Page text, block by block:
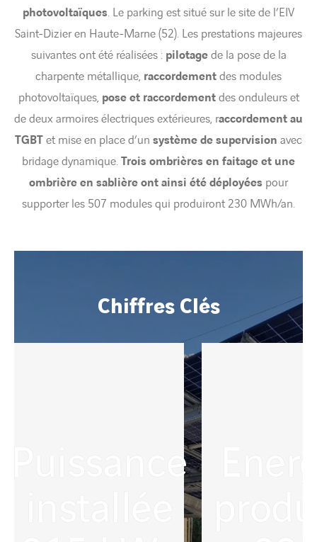
photovoltaïques. Le parking est situé sur le site de l’EIV
Saint-Dizier en Haute-Marne (52). Les prestations majeures
suivantes ont été réalisées : pilotagede la pose de la
charpente métallique, raccordementdes modules
photovoltaïques, pose et raccordementdes onduleurs et
de deux armoires électriques extérieures, raccordement au
TGBTet mise en place d’un système de supervision avec
bridage dynamique. Trois ombrières en faitage et une
ombrière en sablière ont ainsi été déployées pour
supporter les 507 modules qui produiront 230 MWh/an.
Chiffres Clés
Puissance